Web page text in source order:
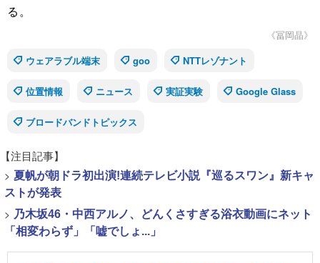
る。
《冨岡晶》
ウェアラブル端末
goo NTTレゾナント
位置情報 ニュース 実証実験 Google Glass
ブロードバンドトピックス
【注目記事】
> 夏帆が朝ドラ初出演!連続テレビ小説『巡るスワン』新キャ
ストが発表
> 乃木坂46・中西アルノ、どんくさすぎる浴衣動画にネット
「相変わらず」「嘘でしょ...」